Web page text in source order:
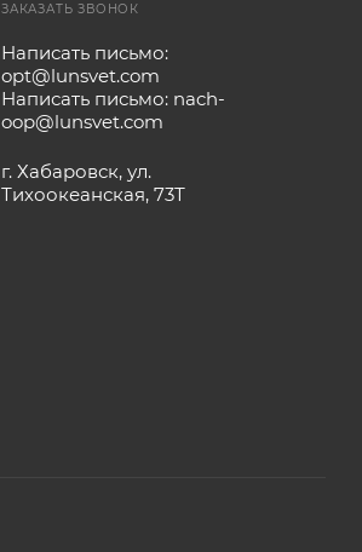
ЗАКАЗАТЬ ЗВОНОК
Написать письмо:
opt@lunsvet.com
Написать письмо: nach-
oop@lunsvet.com
г. Хабаровск, ул.
Тихоокеанская, 73Т